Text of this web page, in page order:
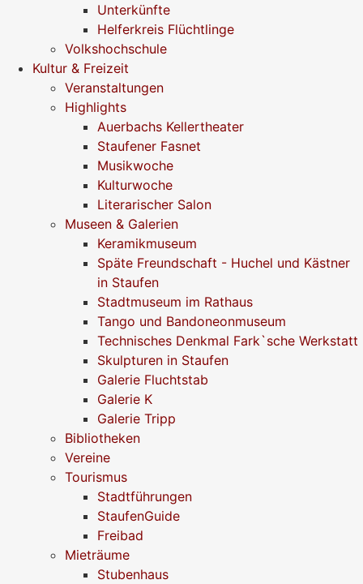
Unterkünfte
Helferkreis Flüchtlinge
Volkshochschule
Kultur & Freizeit
Veranstaltungen
Highlights
Auerbachs Kellertheater
Staufener Fasnet
Musikwoche
Kulturwoche
Literarischer Salon
Museen & Galerien
Keramikmuseum
Späte Freundschaft - Huchel und Kästner
in Staufen
Stadtmuseum im Rathaus
Tango und Bandoneonmuseum
Technisches Denkmal Fark`sche Werkstatt
Skulpturen in Staufen
Galerie Fluchtstab
Galerie K
Galerie Tripp
Bibliotheken
Vereine
Tourismus
Stadtführungen
StaufenGuide
Freibad
Mieträume
Stubenhaus